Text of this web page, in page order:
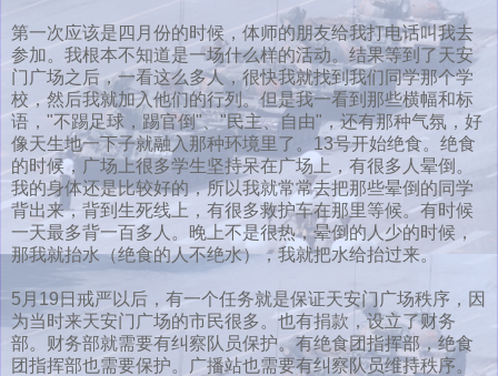
第一次应该是四月份的时候，体师的朋友给我打电话叫我去
参加。我根本不知道是一场什么样的活动。结果等到了天安
门广场之后，一看这么多人，很快我就找到我们同学那个学
校，然后我就加入他们的行列。但是我一看到那些横幅和标
语，"不踢足球，踢官倒"、"民主、自由"，还有那种气氛，好
像天生地一下子就融入那种环境里了。13号开始绝食。绝食
的时候，广场上很多学生坚持呆在广场上，有很多人晕倒。
我的身体还是比较好的，所以我就常常去把那些晕倒的同学
背出来，背到生死线上，有很多救护车在那里等候。有时候
一天最多背一百多人。晚上不是很热，晕倒的人少的时候，
那我就抬水（绝食的人不绝水），我就把水给抬过来。
5月19日戒严以后，有一个任务就是保证天安门广场秩序，因
为当时来天安门广场的市民很多。也有捐款，设立了财务
部。财务部就需要有纠察队员保护。有绝食团指挥部，绝食
团指挥部也需要保护。广播站也需要有纠察队员维持秩序。